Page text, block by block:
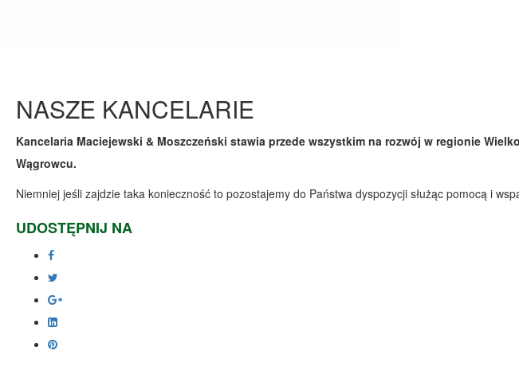
NASZE KANCELARIE
Kancelaria Maciejewski & Moszczeński stawia przede wszystkim na rozwój w regionie
Wągrowcu.
Niemniej jeśli zajdzie taka konieczność to pozostajemy do Państwa dyspozycji służąc pomocą i
UDOSTĘPNIJ NA